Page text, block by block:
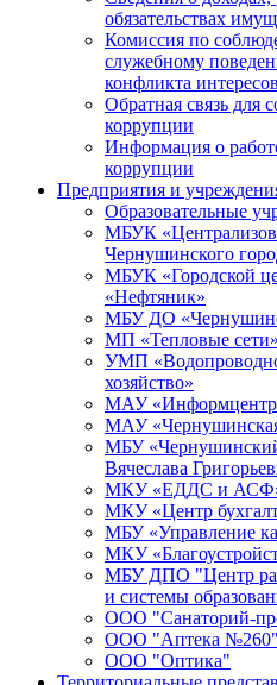
обязательствах
Комиссия по
служебному
конфликта интересов
Обратная связь для
коррупции
Информация о
коррупции
Предприятия и
Образовательные
МБУК
Чернушинского
МБУК «Городской
«Нефтяник»
МБУ ДО
МП «Тепловые сети»
УМП
хозяйство»
МАУ «Информцентр
МАУ
МБУ
Вячеслава
МКУ «ЕДДС и
МКУ «Центр
МБУ «Управление
МКУ
МБУ ДПО "Центр
и системы
ООО "Санаторий-
ООО "Аптека №260"
ООО "Оптика"